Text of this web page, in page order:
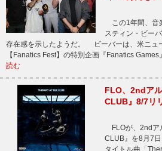
この1年間、音
スティン・ビー
存在感を示したようだ。 ビーバーは、米ニュ
【Fanatics Fest】の特別企画『Fanatics
読む
FLO、2ndア
CLUB』8/7リ
FLOが、2ndア
CLUB』を8月7
タイトル曲「